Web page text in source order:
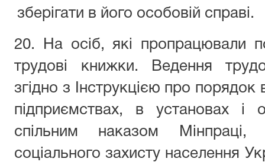
зберігати в його особовій справі.
20. На осіб, які пропрацювали
трудові книжки. Ведення
згідно з Інструкцією про
підприємствах, в установах і
спільним наказом Мінпраці,
соціального захисту населення